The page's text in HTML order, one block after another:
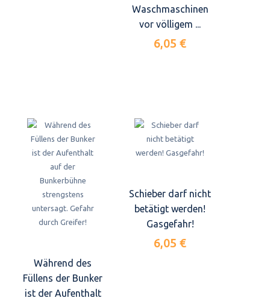
Waschmaschinen
vor völligem ...
6,05 €
Während des
Füllens der Bunker
ist der Aufenthalt
Schieber darf nicht
betätigt werden!
Gasgefahr!
6,05 €